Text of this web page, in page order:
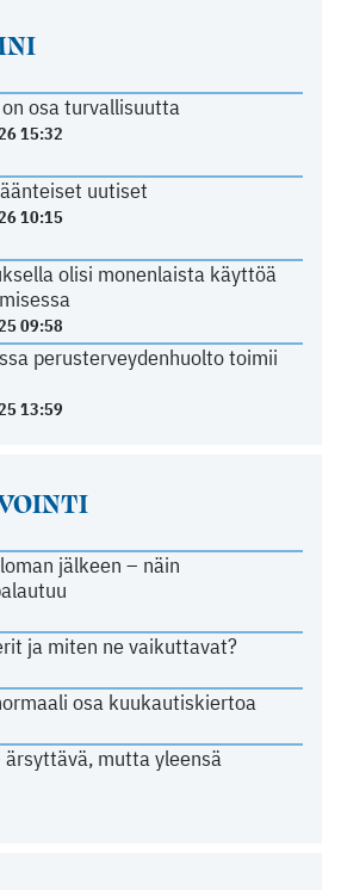
osa turvallisuutta
15:32
uutiset
10:15
olisi monenlaista käyttöä
09:58
perusterveydenhuolto toimii
13:59
jälkeen – näin
ja miten ne vaikuttavat?
osa kuukautiskiertoa
ärsyttävä, mutta yleensä